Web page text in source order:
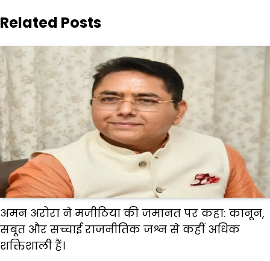
Related Posts
अमन अरोरा ने मजीठिया की जमानत पर कहा: कानून,
सबूत और सच्चाई राजनीतिक जश्न से कहीं अधिक
शक्तिशाली हैं।